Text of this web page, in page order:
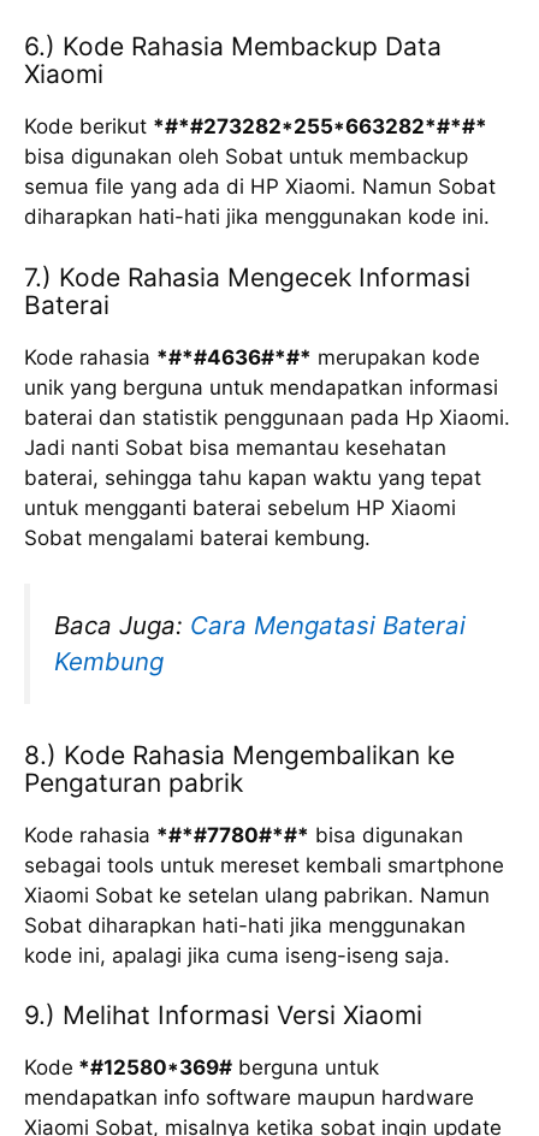
6.) Kode Rahasia Membackup Data
Xiaomi
Kode berikut *#*#273282*255*663282*#*#*
bisa digunakan oleh Sobat untuk membackup
semua file yang ada di HP Xiaomi. Namun Sobat
diharapkan hati-hati jika menggunakan kode ini.
7.) Kode Rahasia Mengecek Informasi
Baterai
Kode rahasia *#*#4636#*#* merupakan kode
unik yang berguna untuk mendapatkan informasi
baterai dan statistik penggunaan pada Hp Xiaomi.
Jadi nanti Sobat bisa memantau kesehatan
baterai, sehingga tahu kapan waktu yang tepat
untuk mengganti baterai sebelum HP Xiaomi
Sobat mengalami baterai kembung.
Baca Juga: Cara Mengatasi Baterai
Kembung
8.) Kode Rahasia Mengembalikan ke
Pengaturan pabrik
Kode rahasia *#*#7780#*#* bisa digunakan
sebagai tools untuk mereset kembali smartphone
Xiaomi Sobat ke setelan ulang pabrikan. Namun
Sobat diharapkan hati-hati jika menggunakan
kode ini, apalagi jika cuma iseng-iseng saja.
9.) Melihat Informasi Versi Xiaomi
Kode *#12580*369# berguna untuk
mendapatkan info software maupun hardware
Xiaomi Sobat, misalnya ketika sobat ingin update